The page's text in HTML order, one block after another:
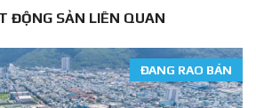
ĐỘNG SẢN LIÊN QUAN
ĐANG RAO BÁN